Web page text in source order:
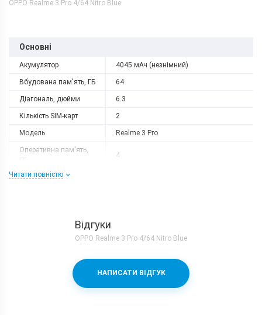
OPPO Realme 3 Pro 4/64 Nitro Blue
Основні
Акумулятор 4045 мАч (незнімний)
Вбудована пам'ять, ГБ 64
Діагональ, дюйми 6.3
Кількість SIM-карт 2
Модель Realme 3 Pro
Оперативна пам'ять,
4
Роздільна здатність
Qualcomm Snapdragon 710 + Adreno
616
Читати повністю
Відгуки
OPPO Realme 3 Pro 4/64 Nitro Blue
НАПИСАТИ ВІДГУК